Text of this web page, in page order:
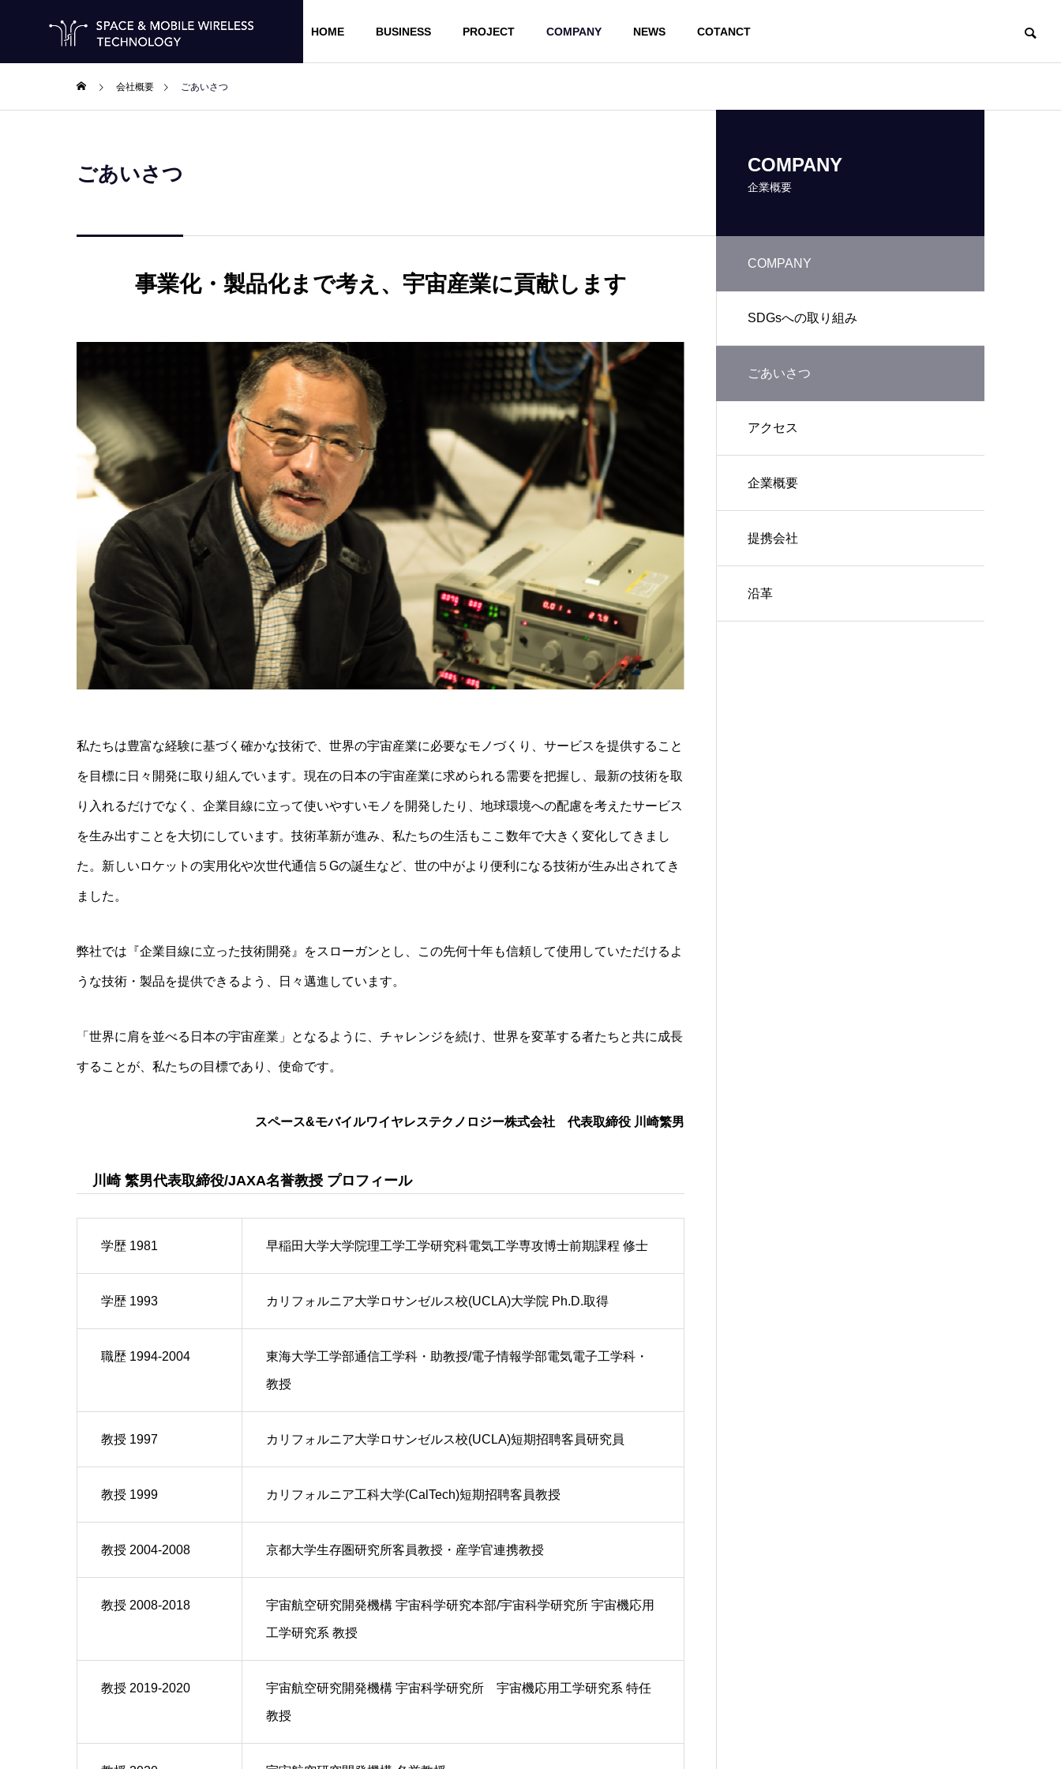
HOME BUSINESS PROJECT COMPANY NEWS COTANCT
事業内容
革新的コンポーネント・モジュール ワイヤレス化システムの構築
事業
会社概要
沿革
アクセス SDGsへの取り組み
会社概要 ごあいさつ
ごあいさつ
事業化・製品化まで考え、宇宙産業に貢献します
私たちは豊富な経験に基づく確かな技術で、世界の宇宙産業に必要なモノづくり、サービスを提供すること
を目標に日々開発に取り組んでいます。現在の日本の宇宙産業に求められる需要を把握し、最新の技術を取
り入れるだけでなく、企業目線に立って使いやすいモノを開発したり、地球環境への配慮を考えたサービス
を生み出すことを大切にしています。技術革新が進み、私たちの生活もここ数年で大きく変化してきまし
た。新しいロケットの実用化や次世代通信５Gの誕生など、世の中がより便利になる技術が生み出されてき
ました。
弊社では『企業目線に立った技術開発』をスローガンとし、この先何十年も信頼して使用していただけるよ
うな技術・製品を提供できるよう、日々邁進しています。
「世界に肩を並べる日本の宇宙産業」となるように、チャレンジを続け、世界を変革する者たちと共に成長
することが、私たちの目標であり、使命です。
スペース&モバイルワイヤレステクノロジー株式会社 代表取締役 川崎繁男
川崎 繁男代表取締役/JAXA名誉教授 プロフィール
学歴 1981 早稲田大学大学院理工学工学研究科電気工学専攻博士前期課程 修士
学歴 1993 カリフォルニア大学ロサンゼルス校(UCLA)大学院 Ph.D.取得
職歴 1994-2004 東海大学工学部通信工学科・助教授/電子情報学部電気電子工学科・
教授
教授 1997 カリフォルニア大学ロサンゼルス校(UCLA)短期招聘客員研究員
教授 1999 カリフォルニア工科大学(CalTech)短期招聘客員教授
教授 2004-2008 京都大学生存圏研究所客員教授・産学官連携教授
教授 2008-2018 宇宙航空研究開発機構 宇宙科学研究本部/宇宙科学研究所 宇宙機応用
工学研究系 教授
教授 2019-2020 宇宙航空研究開発機構 宇宙科学研究所 宇宙機応用工学研究系 特任
教授
COMPANY
企業概要
COMPANY
SDGsへの取り組み
ごあいさつ
アクセス
企業概要
提携会社
沿革